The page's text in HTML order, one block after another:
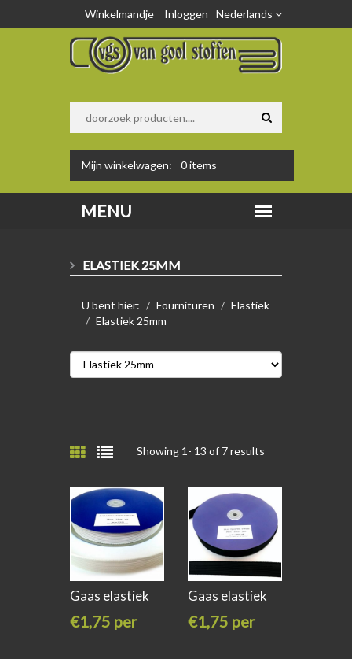
Nederlands
Winkelmandje Inloggen
Mijn winkelwagen: 0items
ELASTIEK 25MM
U bent hier: Fournituren
Elastiek
Elastiek 25mm
Showing 1- 13 of 7 results
Gaas elastiek
€1,75 per
Gaas elastiek
€1,75 per